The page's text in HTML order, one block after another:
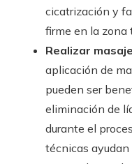
cicatrización y
firme en la zona
Realizar
aplicación de
pueden ser
eliminación de
durante el
técnicas